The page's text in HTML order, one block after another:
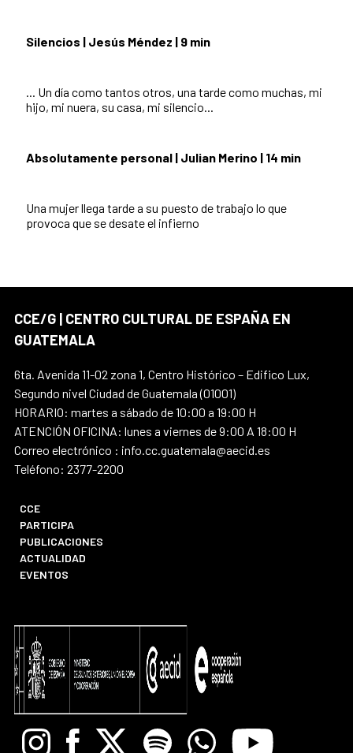
Silencios | Jesús Méndez | 9 min
... Un día como tantos otros, una tarde como muchas, mi
hijo, mi nuera, su casa, mi silencio...
Absolutamente personal | Julian Merino | 14 min
Una mujer llega tarde a su puesto de trabajo lo que
provoca que se desate el infierno
CCE/G | CENTRO CULTURAL DE ESPAÑA EN
GUATEMALA
6ta. Avenida 11-02 zona 1, Centro Histórico – Edifico Lux,
Segundo nivel Ciudad de Guatemala (01001)
HORARIO: martes a sábado de 10:00 a 19:00 H
ATENCIÓN OFICINA: lunes a viernes de 9:00 A 18:00 H
Correo electrónico : info.cc.guatemala@aecid.es
Teléfono: 2377-2200
CCE
PARTICIPA
PUBLICACIONES
ACTUALIDAD
EVENTOS
InstagramFacebook
X Spotify WhatsappYoutube